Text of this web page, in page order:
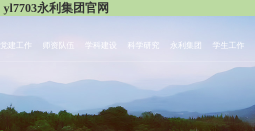
yl7703永利集团官网
党建工作 师资队伍 学科建设 科学研究 永利集团 学生工作